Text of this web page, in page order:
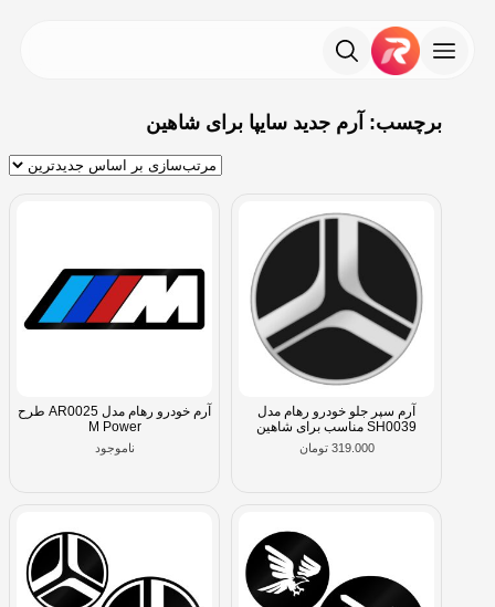
برچسب: آرم جدید سایپا برای شاهین
آرم سپر جلو خودرو رهام مدل
SH0039 مناسب برای شاهین
319.000 تومان
آرم خودرو رهام مدل AR0025 طرح
M Power
ناموجود